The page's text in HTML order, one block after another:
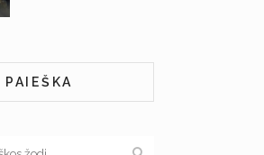
PAIEŠKA